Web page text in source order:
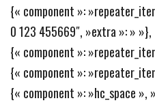
{« component »:
0 123 455669″, »extra »: » »},
{« component »:
{« component »:
{« component »: »hc_space »,